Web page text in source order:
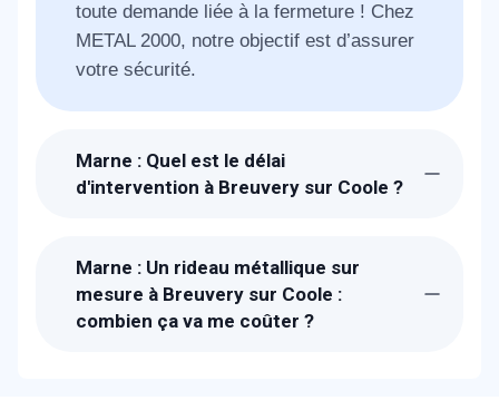
toute demande liée à la fermeture ! Chez
METAL 2000, notre objectif est d’assurer
votre sécurité.
Marne : Quel est le délai
d'intervention à Breuvery sur Coole ?
Breuvery sur Coole dans l'heure pour
étudier avec vous votre besoin. Pour les
urgences, il faut compter 30 min. 1 à 2
Marne : Un rideau métallique sur
mesure à Breuvery sur Coole :
combien ça va me coûter ?